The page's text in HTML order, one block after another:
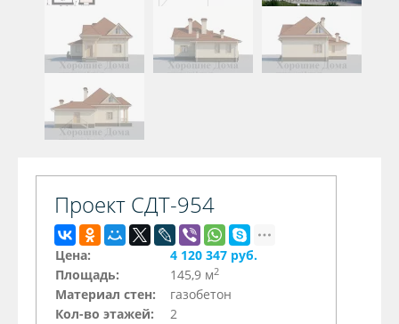
Проект СДТ-954
Цена:
4 120 347 руб.
Площадь:
145,9 м2
Материал стен:
газобетон
Кол-во этажей:
2